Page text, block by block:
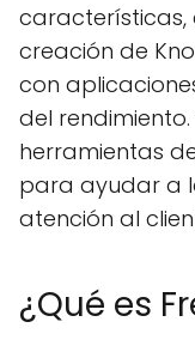
características,
creación de
con
del
herramientas
para ayudar a
atención al
¿Qué es